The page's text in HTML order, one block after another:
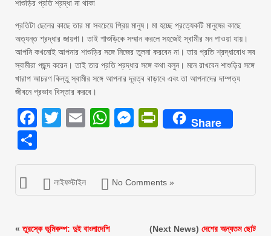
শাশুড়ির প্রতি শ্রদ্ধা না থাকা
প্রতিটা ছেলের কাছে তার মা সবচেয়ে প্রিয় মানুষ। মা হচ্ছে প্রত্যেকটি মানুষের কাছে
অত্যন্ত শ্রদ্ধার জায়গা। তাই শাশুড়িকে সম্মান করলে সহজেই স্বামীর মন পাওয়া যায়।
আপনি কখনোই আপনার শাশুড়ির সঙ্গে নিজের তুলনা করবেন না। তার প্রতি শ্রদ্ধাবোধ সব
স্বামীরা পছন্দ করেন। তাই তার প্রতি শ্রদ্ধার সঙ্গে কথা বলুন। মনে রাখবেন শাশুড়ির সঙ্গে
খারাপ আচরণ কিন্তু স্বামীর সঙ্গে আপনার দূরত্ব বাড়াবে এবং তা আপনাদের দাম্পত্য
জীবনে প্রভাব বিস্তার করবে।
Facebook
Twitter
EmailWhatsApp
Messenger
PrintFriendly
Share
লাইফস্টাইল No Comments »
«তুরস্কে ভূমিকম্প: দুই বাংলাদেশি
(Next News) দেশের অন্যতম ছোট